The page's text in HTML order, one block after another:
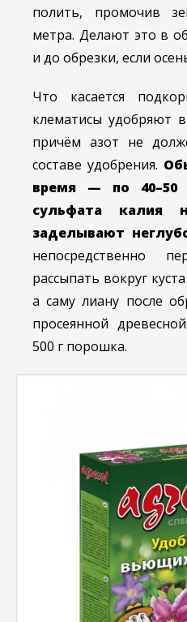
полить, промочив
метра. Делают это в
и до обрезки, если
Что касается
клематисы удобряют
причём азот не
составе удобрения.
время — по 40–50
сульфата калия
заделывают
непосредственно
рассыпать вокруг
а саму лиану после
просеянной
500 г порошка.